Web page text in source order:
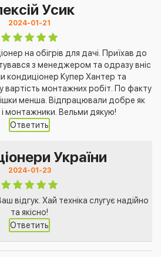
Усик
2024-01-21
на обігрів для дачі. Приїхав до
з менеджером та одразу вніс
кондиціонер Купер Хантер та
вартість монтажних робіт. По факту
менша. Відпрацювали добре як
монтажники. Вельми дякую!
Ответить
України
2024-01-23
відгук. Хай техніка слугує надійно
та якісно!
Ответить